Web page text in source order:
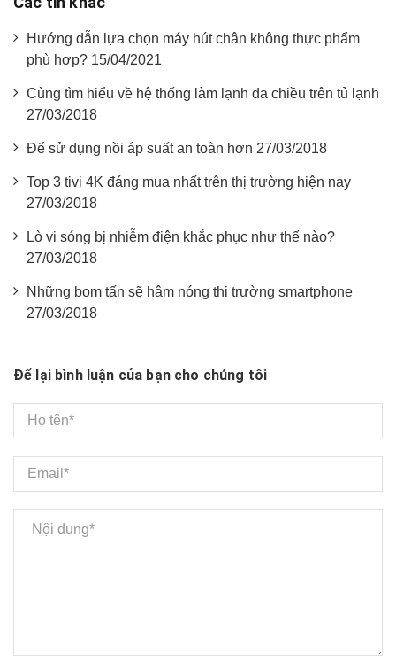
Hướng dẫn lựa chọn máy hút chân không thực phẩm
phù hợp? 15/04/2021
Cùng tìm hiểu về hệ thống làm lạnh đa chiều trên tủ lạnh
27/03/2018
Để sử dụng nồi áp suất an toàn hơn 27/03/2018
Top 3 tivi 4K đáng mua nhất trên thị trường hiện nay
27/03/2018
Lò vi sóng bị nhiễm điện khắc phục như thế nào?
27/03/2018
Những bom tấn sẽ hâm nóng thị trường smartphone
27/03/2018
Để lại bình luận của bạn cho chúng tôi